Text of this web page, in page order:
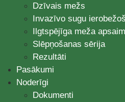
Dzīvais mežs
Invazīvo sugu
Ilgtspējīga meža
Slēpņošanas sērija
Rezultāti
Pasākumi
Noderīgi
Dokumenti